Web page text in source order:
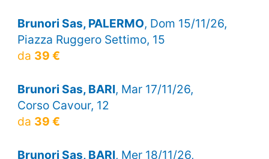
Brunori Sas, PALERMO, Dom 15/11/26,
Piazza Ruggero Settimo, 15
da 39 €
Brunori Sas, BARI, Mar 17/11/26,
Corso Cavour, 12
da 39 €
Brunori Sas, BARI, Mer 18/11/26,